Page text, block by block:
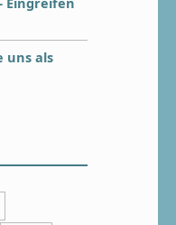
uns als